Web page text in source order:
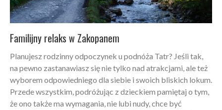
Familijny relaks w Zakopanem
Planujesz rodzinny odpoczynek u podnóża Tatr? Jeśli tak,
na pewno zastanawiasz się nie tylko nad atrakcjami, ale też
wyborem odpowiedniego dla siebie i swoich bliskich lokum.
Przede wszystkim, podróżując z dzieckiem pamiętaj o tym,
że ono także ma wymagania, nie lubi nudy, chce być